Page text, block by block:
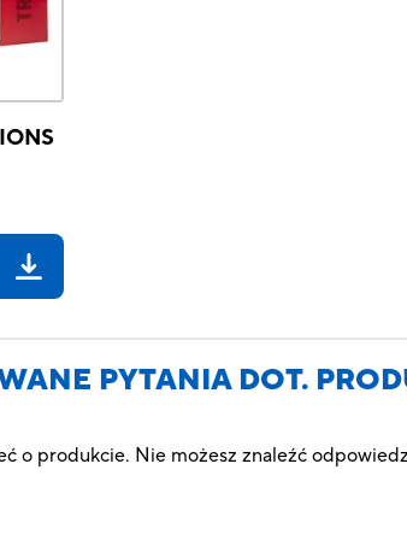
PYTANIA DOT.
o produkcie. Nie możesz znaleźć